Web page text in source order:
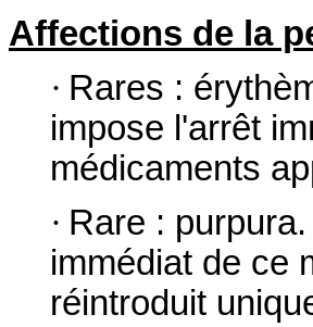
Affections de la
· Rares :
impose l'arrêt
médicaments
· Rare :
immédiat de ce
réintroduit